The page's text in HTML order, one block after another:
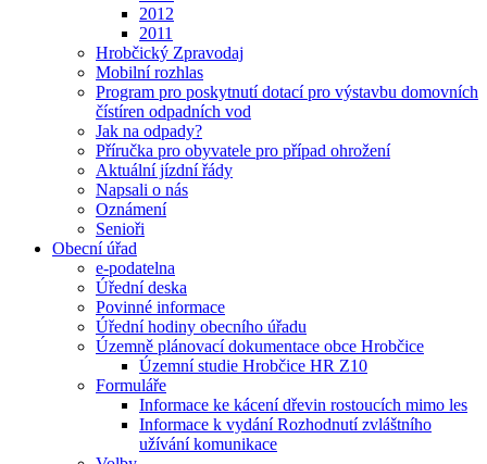
2012
2011
Hrobčický Zpravodaj
Mobilní rozhlas
Program pro poskytnutí dotací pro výstavbu domovních
čístíren odpadních vod
Jak na odpady?
Příručka pro obyvatele pro případ ohrožení
Aktuální jízdní řády
Napsali o nás
Oznámení
Senioři
Obecní úřad
e-podatelna
Úřední deska
Povinné informace
Úřední hodiny obecního úřadu
Územně plánovací dokumentace obce Hrobčice
Územní studie Hrobčice HR Z10
Formuláře
Informace ke kácení dřevin rostoucích mimo les
Informace k vydání Rozhodnutí zvláštního
užívání komunikace